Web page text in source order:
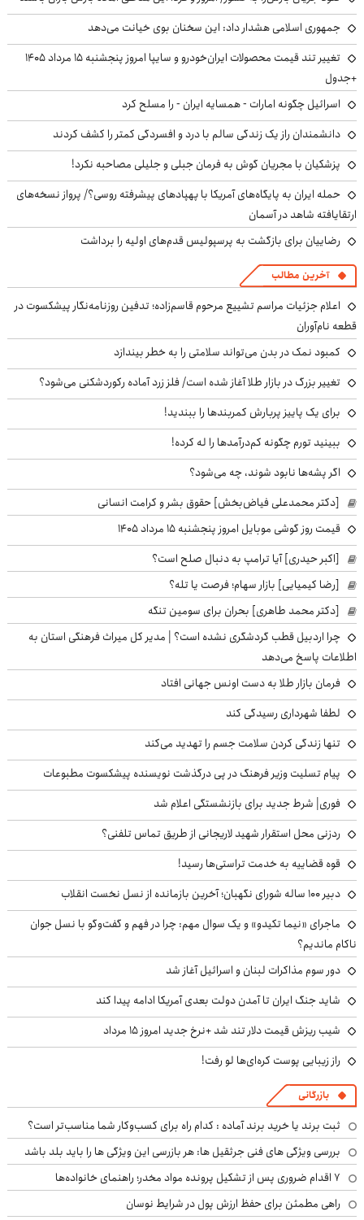
جمهوری اسلامی هشدار داد: این سخنان بوی خیانت می‌دهد
تغییر تند قیمت محصولات ایران‌خودرو و سایپا امروز پنجشنبه ۱۵ مرداد ۱۴۰۵
+جدول
اسرائیل چگونه امارات - همسایه ایران - را مسلح کرد
دانشمندان راز یک زندگی سالم با درد و افسردگی کمتر را کشف کردند
پزشکیان با مجریان گوش به فرمان جبلی و جلیلی مصاحبه نکرد!
حمله ایران به پایگاه‌های آمریکا با پهپادهای پیشرفته روسی؟/ پرواز نسخه‌های
ارتقایافته شاهد در آسمان
رضاییان برای بازگشت به پرسپولیس قدم‌های اولیه را برداشت
آخرین مطالب
اعلام جزئیات مراسم تشییع مرحوم قاسم‌زاده؛ تدفین روزنامه‌نگار پیشکسوت در
قطعه نام‌آوران
کمبود نمک در بدن می‌تواند سلامتی را به خطر بیندازد
تغییر بزرگ در بازار طلا آغاز شده است/ فلز زرد آماده رکوردشکنی می‌شود؟
برای یک پاییز پربارش کمربندها را ببندید!
ببینید تورم چگونه کم‌درآمدها را له کرده!
اگر پشه‌ها نابود شوند، چه می‌شود؟
[دکتر محمدعلی فیاض‌بخش] حقوق بشر و کرامت انسانی
قیمت روز گوشی موبایل امروز پنجشنبه ۱۵ مرداد ۱۴۰۵
[اکبر حیدری] آیا ترامپ به دنبال صلح است؟
[رضا کیمیایی] بازار سهام؛ فرصت یا تله؟
[دکتر محمد طاهری] بحران برای سومین تنگه
چرا اردبیل قطب گردشگری نشده است؟ | مدیر کل میراث فرهنگی استان به
اطلاعات پاسخ می‌دهد
فرمان بازار طلا به دست اونس جهانی افتاد
لطفا شهرداری رسیدگی کند
تنها زندگی کردن سلامت جسم را تهدید می‌کند
پیام تسلیت وزیر فرهنگ در پی درگذشت نویسنده پیشکسوت مطبوعات
فوری| شرط جدید برای بازنشستگی اعلام شد
ردزنی محل استقرار شهید لاریجانی از طریق تماس تلفنی؟
قوه قضاییه به خدمت تراستی‌ها رسید!
دبیر ۱۰۰ ساله شورای نگهبان؛ آخرین بازمانده از نسل نخست انقلاب
ماجرای «نیما تکیدو» و یک سوال مهم: چرا در فهم و گفت‌وگو با نسل جوان
ناکام ماندیم؟
دور سوم مذاکرات لبنان و اسرائیل آغاز شد
شاید جنگ ایران تا آمدن دولت بعدی آمریکا ادامه پیدا کند
شیب ریزش قیمت دلار تند شد +نرخ جدید امروز ۱۵ مرداد
راز زیبایی پوست کره‌ای‌ها لو رفت!
بازرگانی
ثبت برند یا خرید برند آماده : کدام راه برای کسب‌وکار شما مناسب‌تر است؟
بررسی ویژگی های فنی جرثقیل ها: هر بازرسی این ویژگی ها را باید بلد باشد
۷ اقدام ضروری پس از تشکیل پرونده مواد مخدر؛ راهنمای خانواده‌ها
راهی مطمئن برای حفظ ارزش پول در شرایط نوسان